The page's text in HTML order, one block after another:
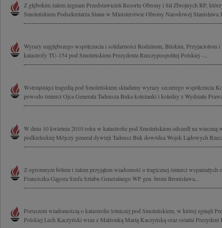
Z głębokim żalem żegnam Przedstawicieli Resortu Obrony i Sił Zbrojnych RP,
Smoleńskiem Podsekretarza Stanu w Ministerstwie Obrony Narodowej Stanisława
Wyrazy najgłębszego współczucia i solidarności Rodzinom, Bliskim, Przyjaciołom
katastrofy TU-154 pod Smoleńskiem Prezydenta Rzeczypospolitej Polskiej -...
Wstrząśnięci tragedią pod Smoleńskiem składamy wyrazy szczerego współczucia
powodu śmierci Ojca Generała Tadeusza Buka koleżanki i koledzy z Wydziału
W dniu 10 kwietnia 2010 roku w katastrofie pod Smoleńskiem odszedł na wieczną
podkieleckiej Mójczy generał dywizji Tadeusz Buk dowódca Wojsk Lądowych
Z ogromnym bólem i żalem przyjąłem wiadomość o tragicznej śmierci
Franciszka Gągora Szefa Sztabu Generalnego WP gen. broni Bronisława...
Poruszeni wiadomością o katastrofie lotniczej pod Smoleńskiem, w której zginęli
Polskiej Lech Kaczyński wraz z Małżonką Marią Kaczyńską oraz ostatni Prezydent